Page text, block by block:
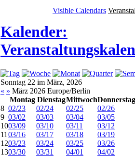
Visible Calendars
Kalender:
Sonntag 22 im März, 2026
« » März 2026 Europe/Berlin
Montag DienstagMittwochDonnerstag
8 02/23 02/24 02/25
02/26
9 03/02 03/03 03/04
03/05
1003/09 03/10 03/11
03/12
11 03/16 03/17 03/18
03/19
1203/23 03/24 03/25
03/26
1303/30 03/31 04/01 04/02